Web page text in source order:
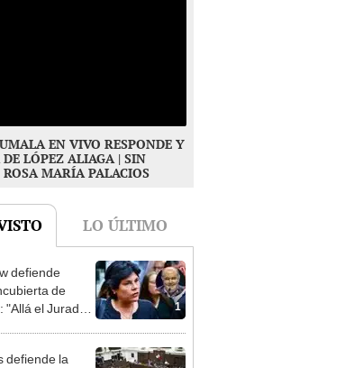
EN VIVO RESPONDE Y
LÓPEZ ALIAGA | SIN
MARÍA PALACIOS
LO ÚLTIMO
1
defiende
de
el Jurado
defiende la